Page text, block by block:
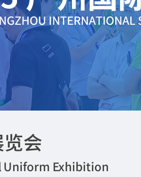
会
Uniform Exhibition